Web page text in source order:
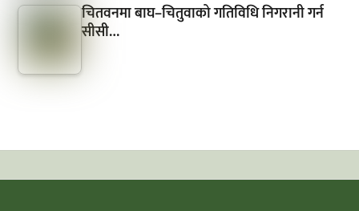
चितवनमा बाघ–चितुवाको गतिविधि निगरानी गर्न
सीसी…